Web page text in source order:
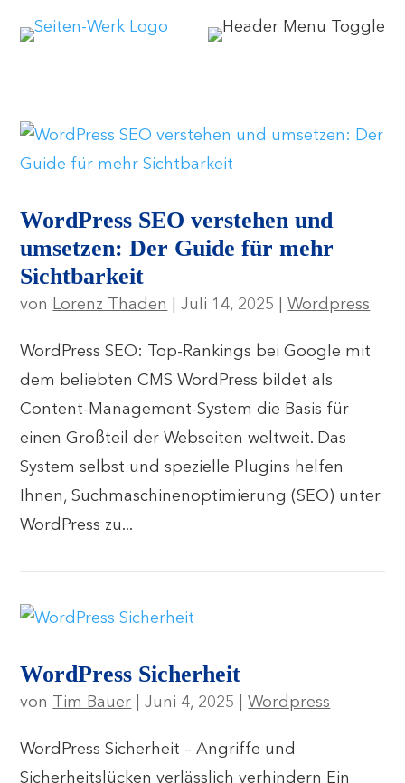
WordPress SEO verstehen und
umsetzen: Der Guide für mehr
Sichtbarkeit
von Lorenz Thaden |Juli 14, 2025 |Wordpress
WordPress SEO: Top-Rankings bei Google mit
dem beliebten CMS WordPress bildet als
Content-Management-System die Basis für
einen Großteil der Webseiten weltweit. Das
System selbst und spezielle Plugins helfen
Ihnen, Suchmaschinenoptimierung (SEO) unter
WordPress zu...
WordPress Sicherheit
von Tim Bauer |Juni 4, 2025 |Wordpress
WordPress Sicherheit – Angriffe und
Sicherheitslücken verlässlich verhindern Ein